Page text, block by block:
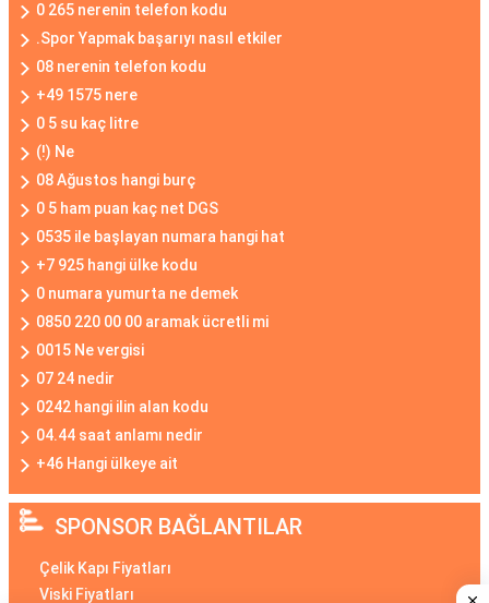
0 265 nerenin telefon kodu
.Spor Yapmak başarıyı nasıl etkiler
08 nerenin telefon kodu
+49 1575 nere
0 5 su kaç litre
(!) Ne
08 Ağustos hangi burç
0 5 ham puan kaç net DGS
0535 ile başlayan numara hangi hat
+7 925 hangi ülke kodu
0 numara yumurta ne demek
0850 220 00 00 aramak ücretli mi
0015 Ne vergisi
07 24 nedir
0242 hangi ilin alan kodu
04.44 saat anlamı nedir
+46 Hangi ülkeye ait
SPONSOR BAĞLANTILAR
Çelik Kapı Fiyatları
Viski Fiyatları